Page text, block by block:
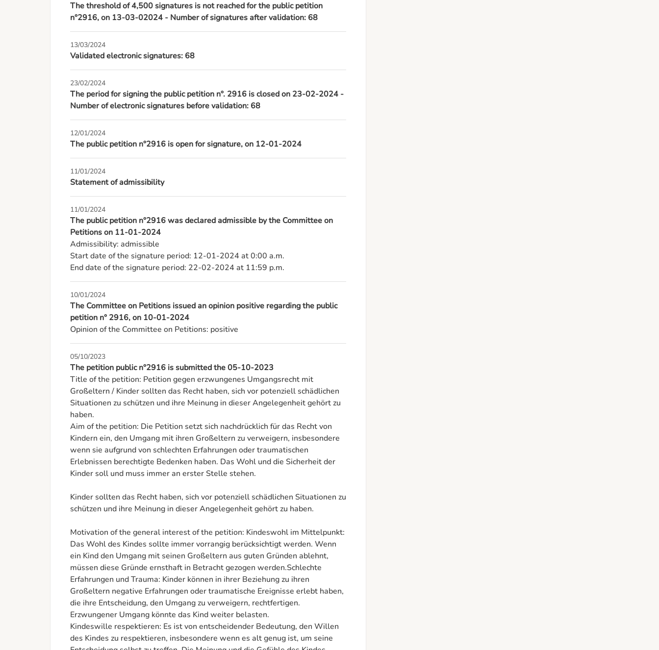
The threshold of 4,500 signatures is not reached for the public petition
n°2916, on 13-03-02024 - Number of signatures after validation: 68
13/03/2024
Validated electronic signatures: 68
23/02/2024
The period for signing the public petition n°. 2916 is closed on 23-02-2024 -
Number of electronic signatures before validation: 68
12/01/2024
The public petition n°2916 is open for signature, on 12-01-2024
11/01/2024
Statement of admissibility
11/01/2024
The public petition n°2916 was declared admissible by the Committee on
Petitions on 11-01-2024
Admissibility: admissible
Start date of the signature period: 12-01-2024 at 0:00 a.m.
End date of the signature period: 22-02-2024 at 11:59 p.m.
10/01/2024
The Committee on Petitions issued an opinion positive regarding the public
petition n° 2916, on 10-01-2024
Opinion of the Committee on Petitions: positive
05/10/2023
The petition public n°2916 is submitted the 05-10-2023
Title of the petition: Petition gegen erzwungenes Umgangsrecht mit
Großeltern / Kinder sollten das Recht haben, sich vor potenziell schädlichen
Situationen zu schützen und ihre Meinung in dieser Angelegenheit gehört zu
haben.
Aim of the petition: Die Petition setzt sich nachdrücklich für das Recht von
Kindern ein, den Umgang mit ihren Großeltern zu verweigern, insbesondere
wenn sie aufgrund von schlechten Erfahrungen oder traumatischen
Erlebnissen berechtigte Bedenken haben. Das Wohl und die Sicherheit der
Kinder soll und muss immer an erster Stelle stehen.
Kinder sollten das Recht haben, sich vor potenziell schädlichen Situationen zu
schützen und ihre Meinung in dieser Angelegenheit gehört zu haben.
Motivation of the general interest of the petition: Kindeswohl im Mittelpunkt:
Das Wohl des Kindes sollte immer vorrangig berücksichtigt werden. Wenn
ein Kind den Umgang mit seinen Großeltern aus guten Gründen ablehnt,
müssen diese Gründe ernsthaft in Betracht gezogen werden.Schlechte
Erfahrungen und Trauma: Kinder können in ihrer Beziehung zu ihren
Großeltern negative Erfahrungen oder traumatische Ereignisse erlebt haben,
die ihre Entscheidung, den Umgang zu verweigern, rechtfertigen.
Erzwungener Umgang könnte das Kind weiter belasten.
Kindeswille respektieren: Es ist von entscheidender Bedeutung, den Willen
des Kindes zu respektieren, insbesondere wenn es alt genug ist, um seine